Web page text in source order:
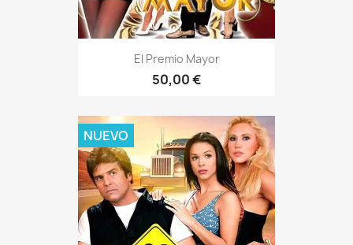
El Premio Mayor
50,00 €
NUEVO